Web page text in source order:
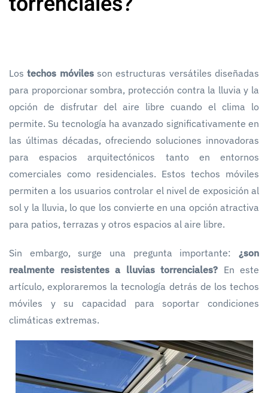
Los techos móviles son estructuras versátiles diseñadas
para proporcionar sombra, protección contra la lluvia y la
opción de disfrutar del aire libre cuando el clima lo
permite. Su tecnología ha avanzado significativamente en
las últimas décadas, ofreciendo soluciones innovadoras
para espacios arquitectónicos tanto en entornos
comerciales como residenciales. Estos techos móviles
permiten a los usuarios controlar el nivel de exposición al
sol y la lluvia, lo que los convierte en una opción atractiva
para patios, terrazas y otros espacios al aire libre.
Sin embargo, surge una pregunta importante: ¿son
realmente resistentes a lluvias torrenciales? En este
artículo, exploraremos la tecnología detrás de los techos
móviles y su capacidad para soportar condiciones
climáticas extremas.